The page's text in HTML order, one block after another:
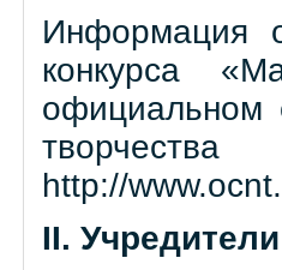
Информация
конкурса
официальном
творчества
http://
II.